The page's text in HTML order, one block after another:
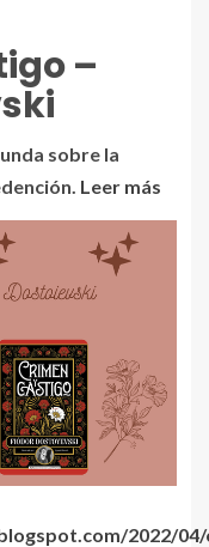
–
sobre la
Leer más
2022/